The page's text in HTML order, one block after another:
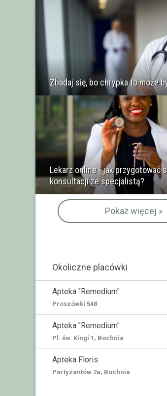
Zbadaj się, bo chrypka to może
Lekarz online - jak przygotować
konsultacji ze specjalistą?
Pokaż więcej »
Okoliczne placówki
Apteka "Remedium"
Proszówki 548
Apteka "Remedium"
Pl. św. Kingi 1, Bochnia
Apteka Floris
Partyzantów 2a, Bochnia